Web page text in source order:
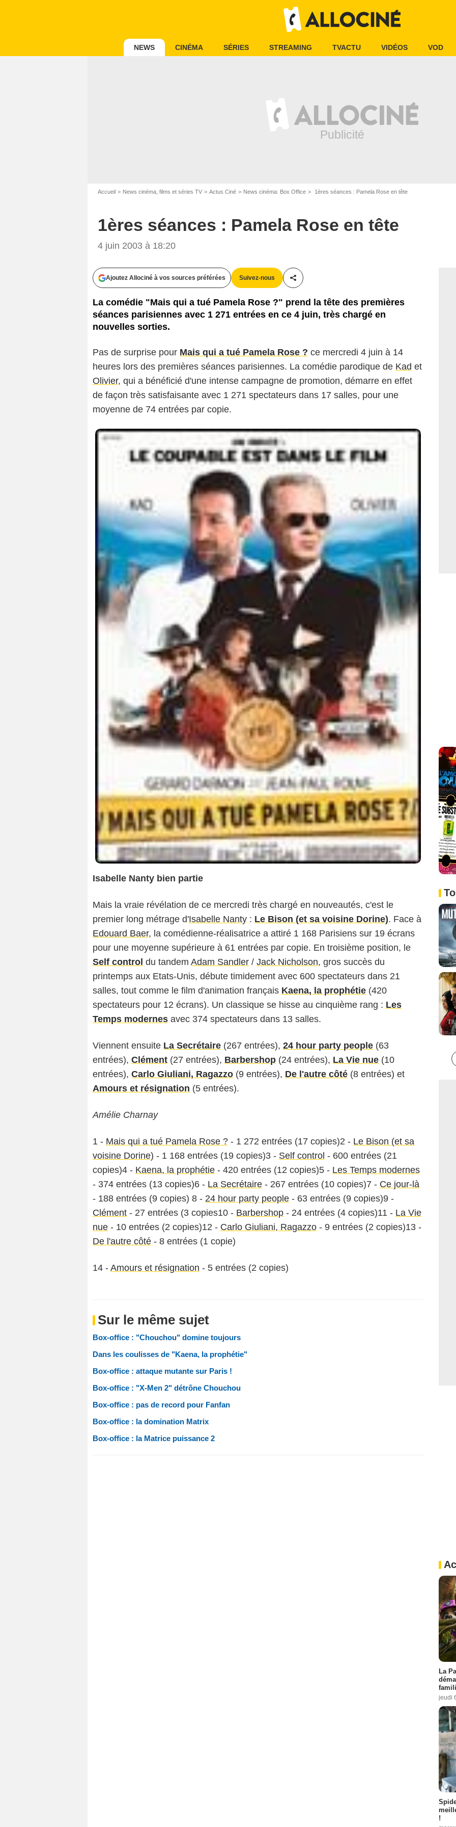
NEWS CINÉMA SÉRIES STREAMING TVACTU VIDÉOS VOD
Accueil News cinéma, films et séries TV Actus Ciné News cinéma: Box Office 1ères séances : Pamela Rose en tête
1ères séances : Pamela Rose en tête
4 juin 2003 à 18:20
Ajoutez Allociné à vos sources préférées Suivez-nous
Partager cet article
La comédie "Mais qui a tué Pamela Rose ?" prend la tête des premières
séances parisiennes avec 1 271 entrées en ce 4 juin, très chargé en
nouvelles sorties.
Pas de surprise pour Mais qui a tué Pamela Rose ? ce mercredi 4 juin à 14
heures lors des premières séances parisiennes. La comédie parodique de Kad et
Olivier, qui a bénéficié d'une intense campagne de promotion, démarre en effet
de façon très satisfaisante avec 1 271 spectateurs dans 17 salles, pour une
moyenne de 74 entrées par copie.
Isabelle Nanty bien partie
Mais la vraie révélation de ce mercredi très chargé en nouveautés, c'est le
premier long métrage d'Isabelle Nanty : Le Bison (et sa voisine Dorine). Face à
Edouard Baer, la comédienne-réalisatrice a attiré 1 168 Parisiens sur 19 écrans
pour une moyenne supérieure à 61 entrées par copie. En troisième position, le
Self control du tandem Adam Sandler / Jack Nicholson, gros succès du
printemps aux Etats-Unis, débute timidement avec 600 spectateurs dans 21
salles, tout comme le film d'animation français Kaena, la prophétie (420
spectateurs pour 12 écrans). Un classique se hisse au cinquième rang : Les
Temps modernes avec 374 spectateurs dans 13 salles.
Viennent ensuite La Secrétaire (267 entrées), 24 hour party people (63
entrées), Clément (27 entrées), Barbershop (24 entrées), La Vie nue (10
entrées), Carlo Giuliani, Ragazzo (9 entrées), De l'autre côté (8 entrées) et
Amours et résignation (5 entrées).
Amélie Charnay
1 - Mais qui a tué Pamela Rose ? - 1 272 entrées (17 copies)2 - Le Bison (et sa
voisine Dorine) - 1 168 entrées (19 copies)3 - Self control - 600 entrées (21
copies)4 - Kaena, la prophétie - 420 entrées (12 copies)5 - Les Temps modernes
- 374 entrées (13 copies)6 - La Secrétaire - 267 entrées (10 copies)7 - Ce jour-là
- 188 entrées (9 copies) 8 - 24 hour party people - 63 entrées (9 copies)9 -
Clément - 27 entrées (3 copies10 - Barbershop - 24 entrées (4 copies)11 - La Vie
nue - 10 entrées (2 copies)12 - Carlo Giuliani, Ragazzo - 9 entrées (2 copies)13 -
De l'autre côté - 8 entrées (1 copie)
14 - Amours et résignation - 5 entrées (2 copies)
Sur le même sujet
Box-office : "Chouchou" domine toujours
Dans les coulisses de "Kaena, la prophétie"
Box-office : attaque mutante sur Paris !
Box-office : "X-Men 2" détrône Chouchou
Box-office : pas de record pour Fanfan
Box-office : la domination Matrix
Box-office : la Matrice puissance 2
La
jeudi
!